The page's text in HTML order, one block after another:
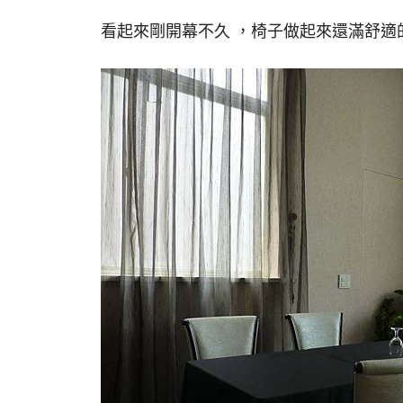
看起來剛開幕不久 ，椅子做起來還滿舒適